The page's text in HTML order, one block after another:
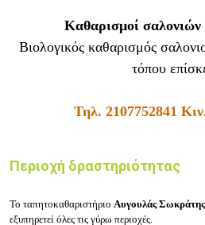
Καθαρισμοί
Βιολογικός καθαρισμός
τόπου
Τηλ. 2107752841
Περιοχή δραστηριότητας
Το ταπητοκαθαριστήριο ΑυγουλάςΣωκράτης
εξυπηρετεί όλες τις γύρω περιοχές.